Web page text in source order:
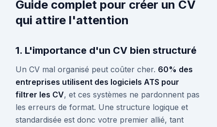
Guide complet pour créer un CV
qui attire l'attention
1. L'importance d'un CV bien structuré
Un CV mal organisé peut coûter cher. 60% des
entreprises utilisent des logiciels ATS pour
filtrer les CV, et ces systèmes ne pardonnent pas
les erreurs de format. Une structure logique et
standardisée est donc votre premier allié, tant